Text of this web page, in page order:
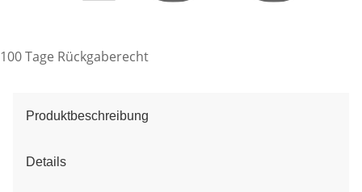
100 Tage Rückgaberecht
Produktbeschreibung
Details